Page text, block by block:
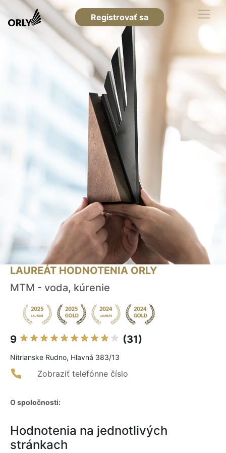
Registrovať sa
LAUREÁT HODNOTENIA ORLY
MTM - voda, kúrenie
9 (31)
Nitrianske Rudno, Hlavná 383/13
Zobraziť telefónne číslo
O spoločnosti:
Hodnotenia na jednotlivých
stránkach